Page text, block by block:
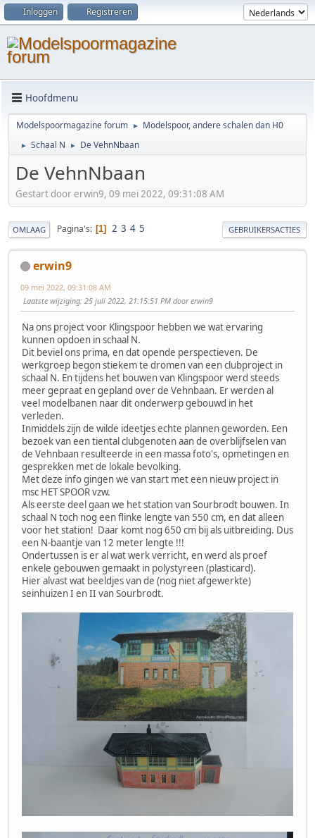
Inloggen Registreren
Hoofdmenu
Modelspoormagazine forum ► Modelspoor, andere schalen dan H0
► Schaal N ► De VehnNbaan
De VehnNbaan
Gestart door erwin9, 09 mei 2022, 09:31:08 AM
OMLAAG Pagina's 1 2 3 4 5 GEBRUIKERSACTIES
erwin9
09 mei 2022, 09:31:08 AM
Laatste wijziging: 25 juli 2022, 21:15:51 PM door erwin9
Na ons project voor Klingspoor hebben we wat ervaring
kunnen opdoen in schaal N.
Dit beviel ons prima, en dat opende perspectieven. De
werkgroep begon stiekem te dromen van een clubproject in
schaal N. En tijdens het bouwen van Klingspoor werd steeds
meer gepraat en gepland over de Vehnbaan. Er werden al
veel modelbanen naar dit onderwerp gebouwd in het
verleden.
Inmiddels zijn de wilde ideetjes echte plannen geworden. Een
bezoek van een tiental clubgenoten aan de overblijfselen van
de Vehnbaan resulteerde in een massa foto's, opmetingen en
gesprekken met de lokale bevolking.
Met deze info gingen we van start met een nieuw project in
msc HET SPOOR vzw.
Als eerste deel gaan we het station van Sourbrodt bouwen. In
schaal N toch nog een flinke lengte van 550 cm, en dat alleen
voor het station! Daar komt nog 650 cm bij als uitbreiding. Dus
een N-baantje van 12 meter lengte !!!
Ondertussen is er al wat werk verricht, en werd als proef
enkele gebouwen gemaakt in polystyreen (plasticard).
Hier alvast wat beeldjes van de (nog niet afgewerkte)
seinhuizen I en II van Sourbrodt.